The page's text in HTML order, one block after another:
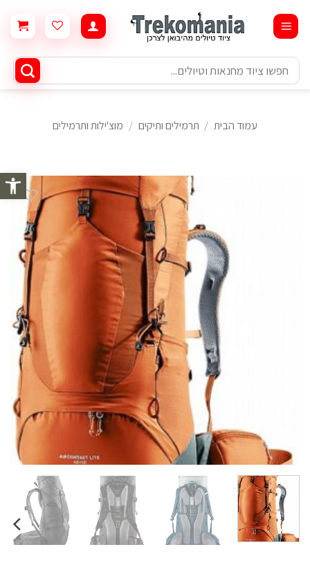
פתח
content
חיפוש
עבור:
עמוד הבית / תרמילים ותיקים / מוצ'ילות ותרמילים